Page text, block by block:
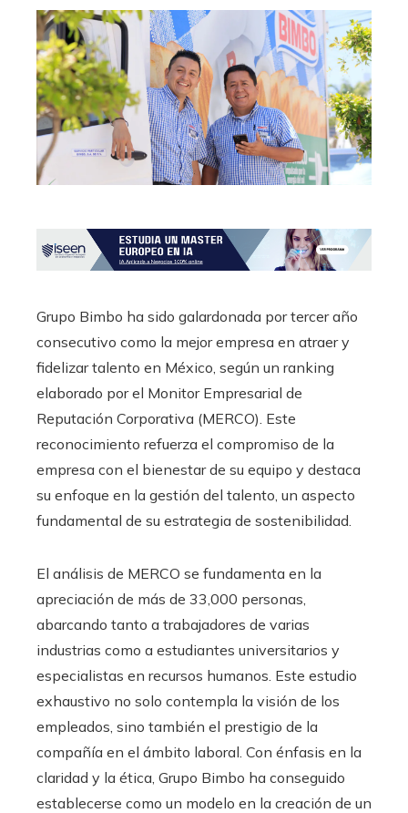
Grupo Bimbo ha sido galardonada por tercer año
consecutivo como la mejor empresa en atraer y
fidelizar talento en México, según un ranking
elaborado por el Monitor Empresarial de
Reputación Corporativa (MERCO). Este
reconocimiento refuerza el compromiso de la
empresa con el bienestar de su equipo y destaca
su enfoque en la gestión del talento, un aspecto
fundamental de su estrategia de sostenibilidad.
El análisis de MERCO se fundamenta en la
apreciación de más de 33,000 personas,
abarcando tanto a trabajadores de varias
industrias como a estudiantes universitarios y
especialistas en recursos humanos. Este estudio
exhaustivo no solo contempla la visión de los
empleados, sino también el prestigio de la
compañía en el ámbito laboral. Con énfasis en la
claridad y la ética, Grupo Bimbo ha conseguido
establecerse como un modelo en la creación de un